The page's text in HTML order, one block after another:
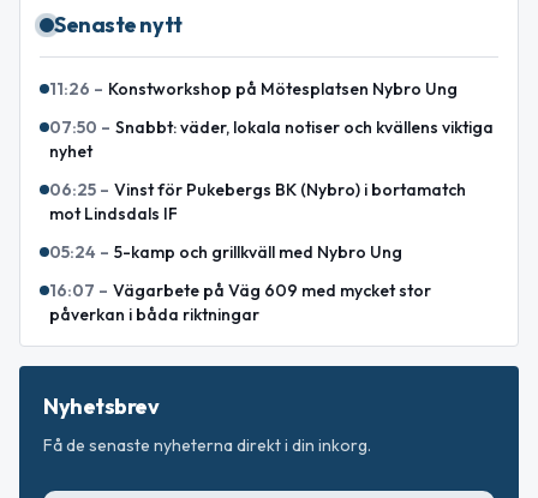
Senaste nytt
11:26 – Konstworkshop på Mötesplatsen Nybro Ung
07:50 – Snabbt: väder, lokala notiser och kvällens viktiga
nyhet
06:25 – Vinst för Pukebergs BK (Nybro) i bortamatch
mot Lindsdals IF
05:24 – 5-kamp och grillkväll med Nybro Ung
16:07 – Vägarbete på Väg 609 med mycket stor
påverkan i båda riktningar
Nyhetsbrev
Få de senaste nyheterna direkt i din inkorg.